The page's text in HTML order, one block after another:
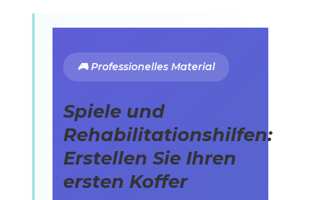
🎮 Professionelles Material
Spiele und
Rehabilitationshilfen:
Erstellen Sie Ihren
ersten Koffer